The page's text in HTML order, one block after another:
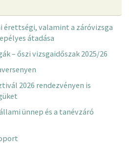
érettségi, valamint a záróvizsga
átadása
– őszi vizsgaidőszak 2025/26
2026 rendezvényen is
ünnep és a tanévzáró